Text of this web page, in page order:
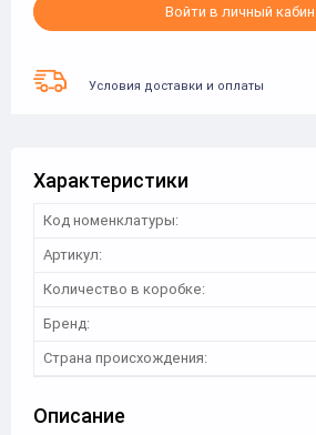
Войти в личный
Условия доставки и оплаты
Характеристики
Код номенклатуры:
Артикул:
Количество в коробке:
Бренд:
Страна происхождения:
Описание